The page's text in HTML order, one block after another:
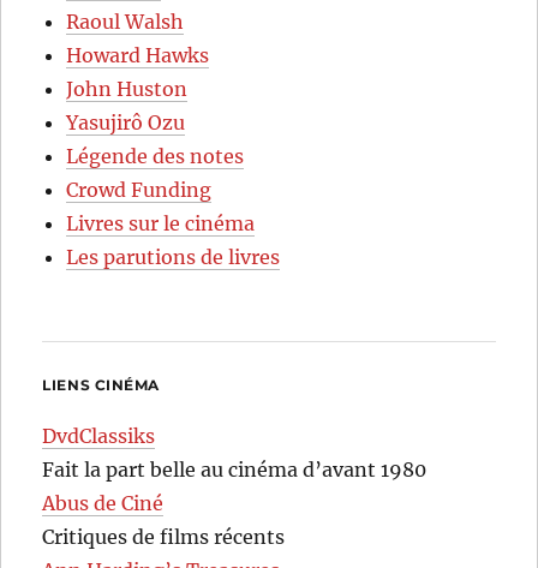
Raoul Walsh
Howard Hawks
John Huston
Yasujirô Ozu
Légende des notes
Crowd Funding
Livres sur le cinéma
Les parutions de livres
LIENS CINÉMA
DvdClassiks
Fait la part belle au cinéma d’avant 1980
Abus de Ciné
Critiques de films récents